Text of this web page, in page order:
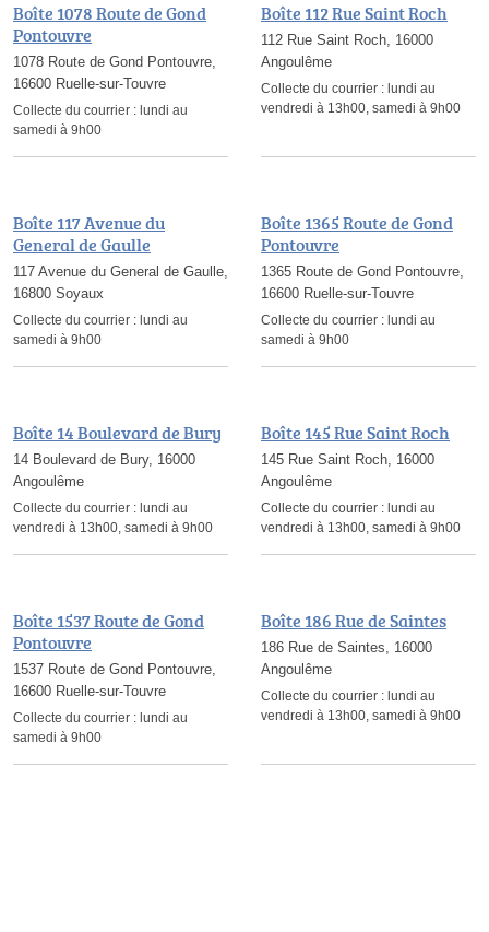
Boîte 1078 Route de Gond
Pontouvre
1078 Route de Gond Pontouvre,
16600 Ruelle-sur-Touvre
Collecte du courrier : lundi au
samedi à 9h00
Boîte 112 Rue Saint Roch
112 Rue Saint Roch, 16000
Angoulême
Collecte du courrier : lundi au
vendredi à 13h00, samedi à 9h00
Boîte 117 Avenue du
General de Gaulle
117 Avenue du General de Gaulle,
16800 Soyaux
Collecte du courrier : lundi au
samedi à 9h00
Boîte 1365 Route de Gond
Pontouvre
1365 Route de Gond Pontouvre,
16600 Ruelle-sur-Touvre
Collecte du courrier : lundi au
samedi à 9h00
Boîte 14 Boulevard de Bury
14 Boulevard de Bury, 16000
Angoulême
Collecte du courrier : lundi au
vendredi à 13h00, samedi à 9h00
Boîte 145 Rue Saint Roch
145 Rue Saint Roch, 16000
Angoulême
Collecte du courrier : lundi au
vendredi à 13h00, samedi à 9h00
Boîte 1537 Route de Gond
Pontouvre
1537 Route de Gond Pontouvre,
16600 Ruelle-sur-Touvre
Collecte du courrier : lundi au
samedi à 9h00
Boîte 186 Rue de Saintes
186 Rue de Saintes, 16000
Angoulême
Collecte du courrier : lundi au
vendredi à 13h00, samedi à 9h00